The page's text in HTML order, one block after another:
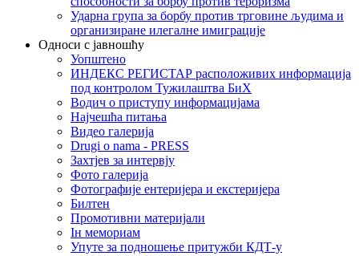
Ударна група за борбу против трговине људима и
организиране илегалне имиграције
Односи с јавношћу
Уопштено
ИНДЕКС РЕГИСТАР расположивих информација
под контролом Тужилаштва БиХ
Водич о приступу информацијама
Најчешћа питања
Видео галерија
Drugi o nama - PRESS
Захтјев за интервју
Фото галерија
Фотографије ентеријера и екстеријера
Билтен
Промотивни материјали
Iн мемориам
Упуте за подношење притужби КДТ-у